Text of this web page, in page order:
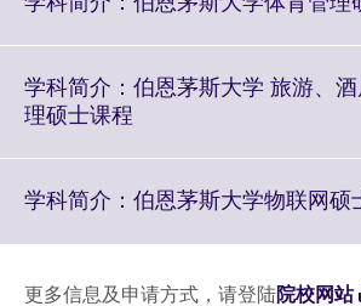
学科简介：伯恩茅斯大学 旅游、
理硕士课程
More
学科简介：伯恩茅斯大学物联网硕
更多信息及申请方式，请登陆院校网站